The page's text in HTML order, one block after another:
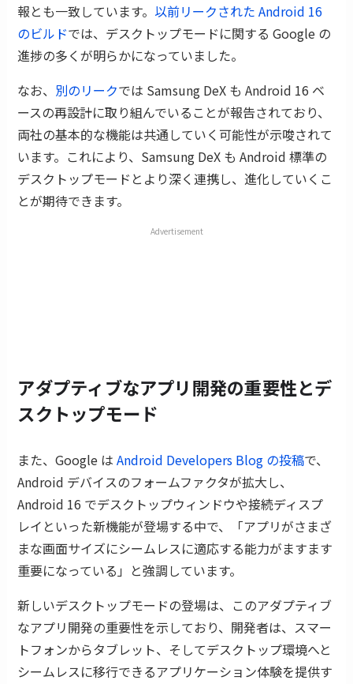
報とも一致しています。 以前リークされた Android 16
のビルドでは、デスクトップモードに関する Google の
進捗の多くが明らかになっていました。
なお、 別のリークでは Samsung DeX も Android 16 ベ
ースの再設計に取り組んでいることが報告されており、
両社の基本的な機能は共通していく可能性が示唆されて
います。これにより、Samsung DeX も Android 標準の
デスクトップモードとより深く連携し、進化していくこ
とが期待できます。
Advertisement
アダプティブなアプリ開発の重要性とデ
スクトップモード
また、Google はAndroid Developers Blog の投稿で、
Android デバイスのフォームファクタが拡大し、
Android 16 でデスクトップウィンドウや接続ディスプ
レイといった新機能が登場する中で、「アプリがさまざ
まな画面サイズにシームレスに適応する能力がますます
重要になっている」と強調しています。
新しいデスクトップモードの登場は、このアダプティブ
なアプリ開発の重要性を示しており、開発者は、スマー
トフォンからタブレット、そしてデスクトップ環境へと
シームレスに移行できるアプリケーション体験を提供す